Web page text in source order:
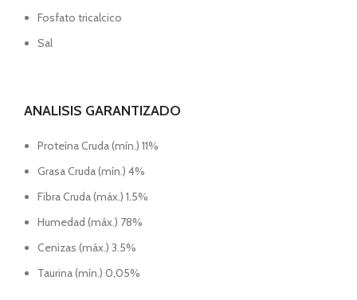
Fosfato tricalcico
Sal
ANALISIS GARANTIZADO
Proteína Cruda (mín.) 11%
Grasa Cruda (mín.) 4%
Fibra Cruda (máx.) 1.5%
Humedad (máx.) 78%
Cenizas (máx.) 3.5%
Taurina (mín.) 0,05%